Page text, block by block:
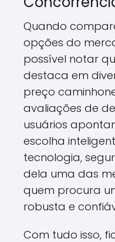
Quando
opções do
possível notar
destaca em
preço
avaliações de
usuários
escolha
tecnologia,
dela uma das
quem procura
robusta e
Com tudo isso,